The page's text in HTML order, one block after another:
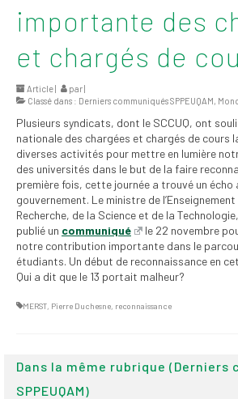
syndicaux
Statuts et
Politiques
Outils de
Place
importante des
et chargés de
Article | par|
Classé dans : Derniers communiqués SPPEUQAM,
Plusieurs syndicats, dont le SCCUQ, ont
nationale des chargées et chargés de cours
diverses activités pour mettre en lumière
des universités dans le but de la faire
première fois, cette journée a trouvé un écho
gouvernement. Le ministre de
Recherche, de la Science et de la
publié un communiqué
le 22 novembre
notre contribution importante dans le
étudiants. Un début de reconnaissance en
Qui a dit que le 13 portait malheur?
MERST, Pierre Duchesne, reconnaissance
Dans la même rubrique (Derniers
SPPEUQAM)